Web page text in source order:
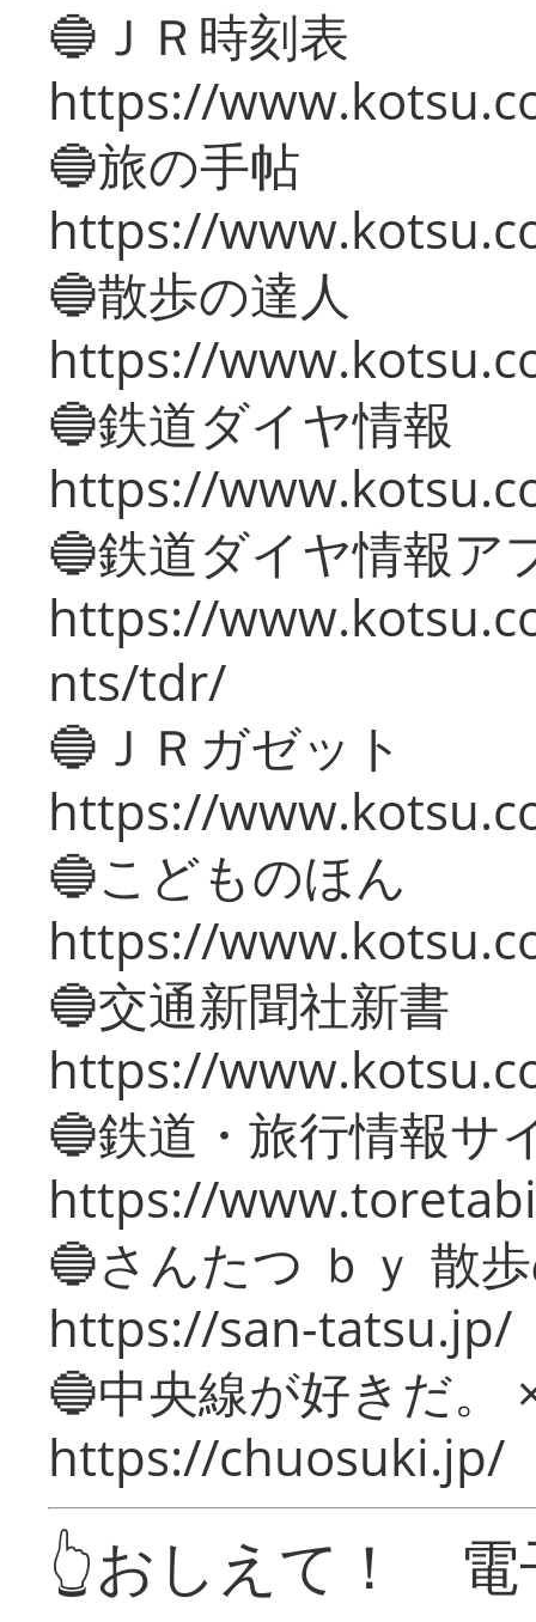
🔵ＪＲ時刻表
https://
🔵旅の手帖
https://
🔵散歩の達人
https://
🔵鉄道ダイヤ情報
https://
🔵鉄道ダイヤ情報ア
https://
nts/tdr/
🔵ＪＲガゼット
https://
🔵こどものほん
https://
🔵交通新聞社新書
https://
🔵鉄道・旅行情報サ
https://
🔵さんたつ ｂｙ 散
https://san-tatsu.jp/
🔵中央線が好きだ。
https://chuosuki.jp/
👆おしえて！ 電